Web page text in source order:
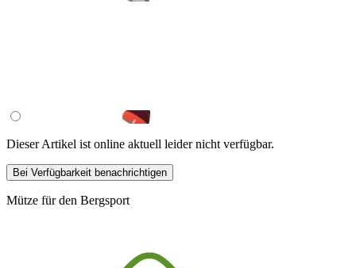
Dieser Artikel ist online aktuell leider nicht verfügbar.
Bei Verfügbarkeit benachrichtigen
Mütze für den Bergsport